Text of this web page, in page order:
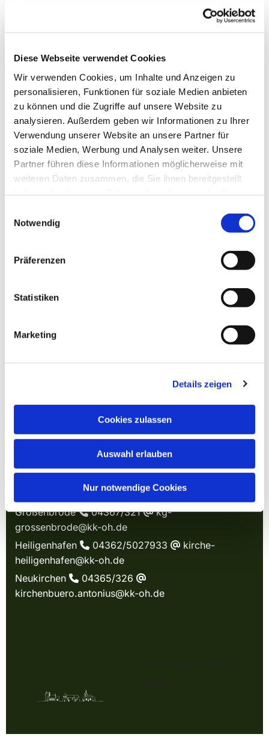
Diese Webseite verwendet Cookies
Wir verwenden Cookies, um Inhalte und Anzeigen zu
personalisieren, Funktionen für soziale Medien anbieten
zu können und die Zugriffe auf unsere Website zu
analysieren. Außerdem geben wir Informationen zu Ihrer
Verwendung unserer Website an unsere Partner für
soziale Medien, Werbung und Analysen weiter. Unsere
Partner führen diese Informationen möglicherweise mit
weiteren Daten zusammen, die Sie ihnen bereitgestellt
Notwendig
Präferenzen
Statistiken
Marketing
Details zeigen
Cookies zulassen
Auswahl erlauben
Nur notwendige Cookies
Sonntag, 18. Oktober 2026, 11:00
Uhr
Stadtkirche Heiligenhafen,
Kirchenstraße 5, 23774
Heiligenhafen
Pastor de Boor
KIRCHE IN WAGRIEN
Großenbrode04367/321@kg-
grossenbrode@kk-oh.de
Heiligenhafen  04362/5027933 @ kirche-
heiligenhafen@kk-oh.de
Neukirchen  04365/326 @
kirchenbuero.antonius@kk-oh.de